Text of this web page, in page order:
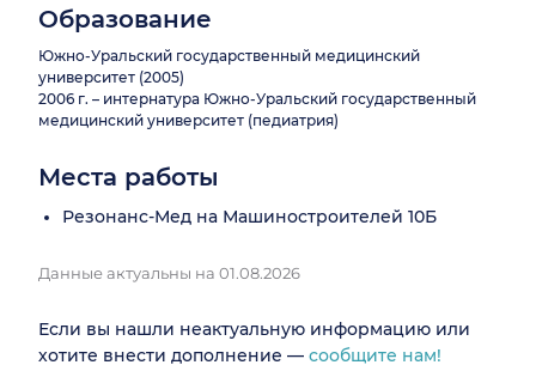
Образование
Южно-Уральский государственный медицинский
университет (2005)
2006 г. – интернатура Южно-Уральский государственный
медицинский университет (педиатрия)
Места работы
Резонанс-Мед на Машиностроителей 10Б
Данные актуальны на 01.08.2026
Если вы нашли неактуальную информацию или
хотите внести дополнение — сообщите нам!